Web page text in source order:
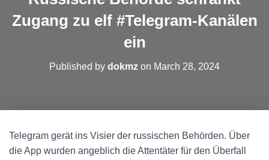
Zugang zu elf #Telegram-Kanälen
ein
Published by dokmz on March 28, 2024
Telegram gerät ins Visier der russischen Behörden. Über
die App wurden angeblich die Attentäter für den Überfall